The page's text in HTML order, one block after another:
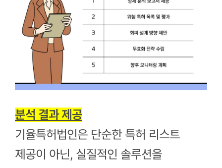
분석 결과 제공
기율특허법인은 단순한 특허 리스트
제공이 아닌, 실질적인 솔루션을